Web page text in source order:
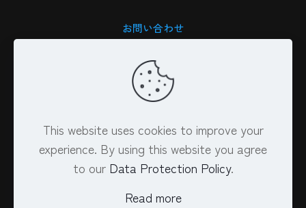
お問い合わせ
特定商取引法に基づく表記
This website uses cookies to improve your
experience. By using this website you agree
to our Data Protection Policy.
Read more